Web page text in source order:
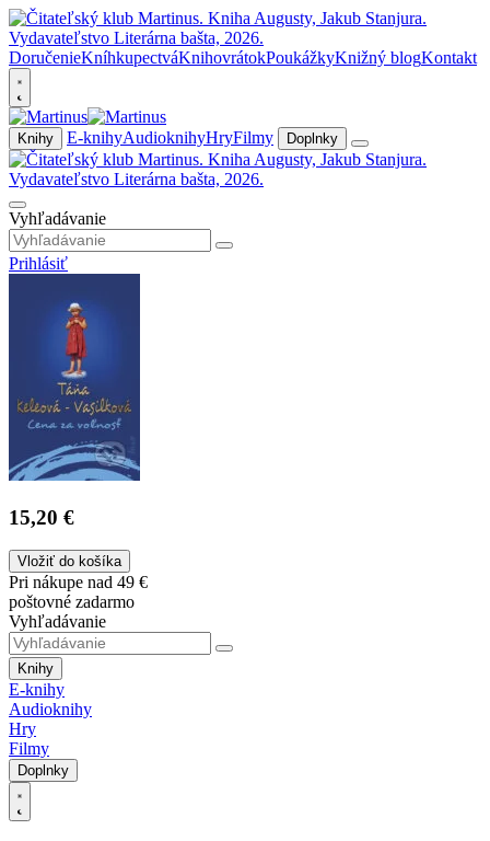
DoručenieKníhkupectváKnihovrátokPoukážkyKnižný blogKontakt
Knihy E-knihyAudioknihyHryFilmy Doplnky
Vyhľadávanie
Prihlásiť
15,20 €
Vložiť do košíka
Pri nákupe nad 49 €
poštovné zadarmo
Vyhľadávanie
Knihy
E-knihy
Audioknihy
Hry
Filmy
Doplnky